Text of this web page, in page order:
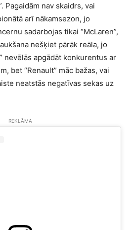
Pagaidām nav skaidrs, vai
arī nākamsezon, jo
sadarbojas tikai “McLaren”,
nešķiet pārāk reāla, jo
nevēlās apgādāt konkurentus ar
bet “Renault” māc bažas, vai
neatstās negatīvas sekas uz
REKLĀMA